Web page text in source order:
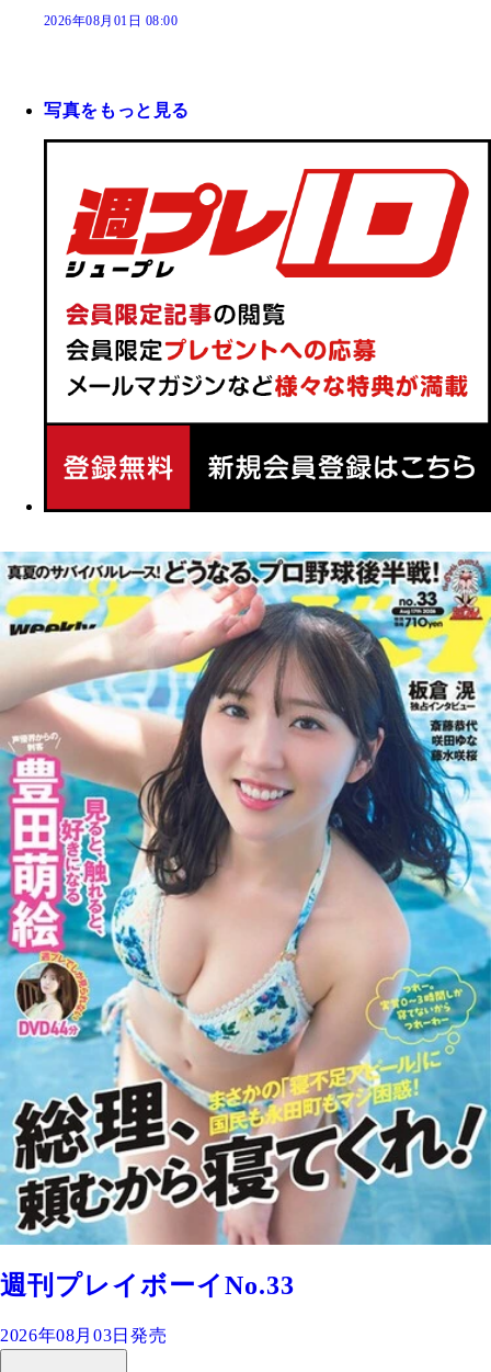
2026年08月01日 08:00
写真をもっと見る
週刊プレイボーイNo.33
2026年08月03日発売